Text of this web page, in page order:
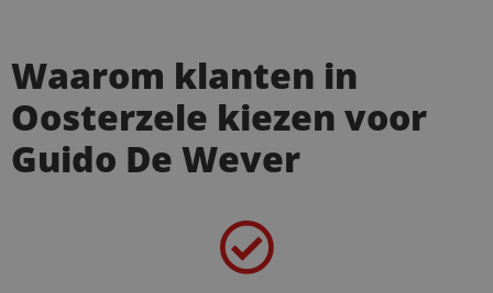
Waarom klanten in
Oosterzele kiezen voor
Guido De Wever